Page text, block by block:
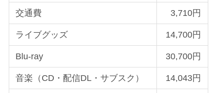
交通費 3,710円
ライブグッズ 14,700円
Blu-ray 30,700円
音楽（CD・配信DL・サブスク） 14,043円